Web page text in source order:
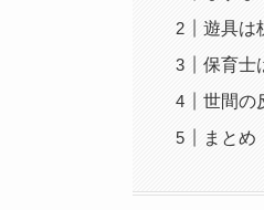
遊具は
保育士
世間の
まとめ